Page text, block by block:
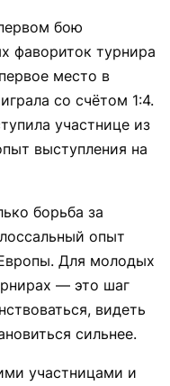
бою
фавориток турнира
место в
со счётом 1:4.
участнице из
выступления на
борьба за
опыт
Для молодых
— это шаг
видеть
сильнее.
участницами и